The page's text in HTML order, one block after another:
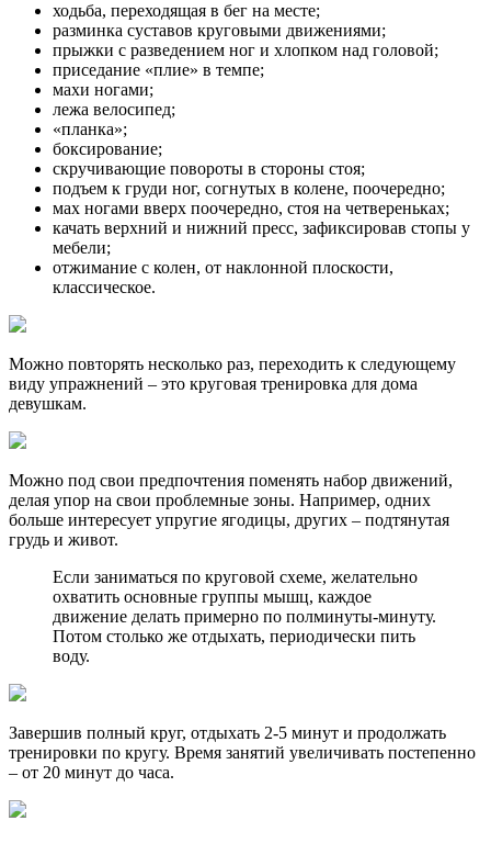
ходьба, переходящая в бег на месте;
разминка суставов круговыми движениями;
прыжки с разведением ног и хлопком над головой;
приседание «плие» в темпе;
махи ногами;
лежа велосипед;
«планка»;
боксирование;
скручивающие повороты в стороны стоя;
подъем к груди ног, согнутых в колене, поочередно;
мах ногами вверх поочередно, стоя на четвереньках;
качать верхний и нижний пресс, зафиксировав стопы у
мебели;
отжимание с колен, от наклонной плоскости,
классическое.
Можно повторять несколько раз, переходить к следующему
виду упражнений – это круговая тренировка для дома
девушкам.
Можно под свои предпочтения поменять набор движений,
делая упор на свои проблемные зоны. Например, одних
больше интересует упругие ягодицы, других – подтянутая
грудь и живот.
Если заниматься по круговой схеме, желательно
охватить основные группы мышц, каждое
движение делать примерно по полминуты-минуту.
Потом столько же отдыхать, периодически пить
воду.
Завершив полный круг, отдыхать 2-5 минут и продолжать
тренировки по кругу. Время занятий увеличивать постепенно
– от 20 минут до часа.